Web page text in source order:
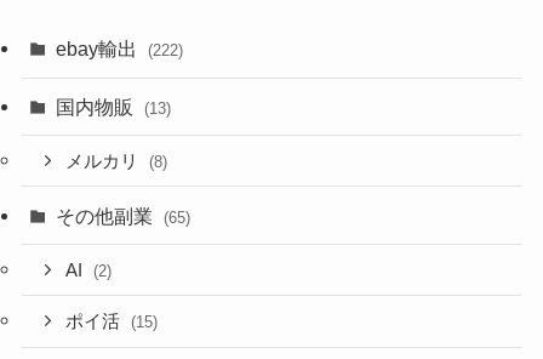
ebay輸出 (222)
国内物販 (13)
メルカリ (8)
その他副業 (65)
AI (2)
ポイ活 (15)